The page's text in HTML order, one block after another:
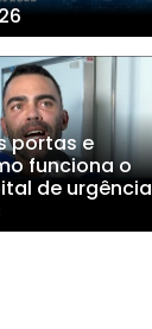
portas e
funciona o
de urgência